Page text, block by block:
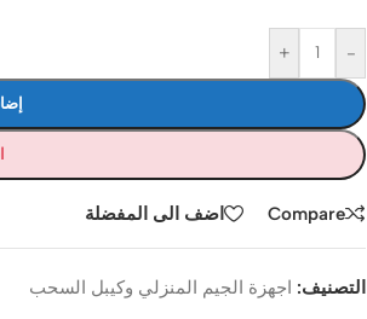
-
+
Compare اضف الى المفضلة
التصنيف: اجهزة الجيم المنزلي وكيبل السحب